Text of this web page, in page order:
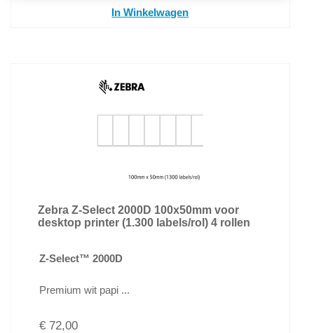
In Winkelwagen
Zebra Z-Select 2000D 100x50mm voor
desktop printer (1.300 labels/rol) 4 rollen
Z-Select™ 2000D
Premium wit papi ...
€ 72,00